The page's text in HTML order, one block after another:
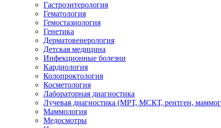
Гастроэнтерология
Гематология
Гемостазиология
Генетика
Дерматовенерология
Детская медицина
Инфекционные болезни
Кардиология
Колопроктология
Косметология
Лабораторная диагностика
Лучевая диагностика (МРТ, МСКТ, рентген,
Маммология
Медосмотры